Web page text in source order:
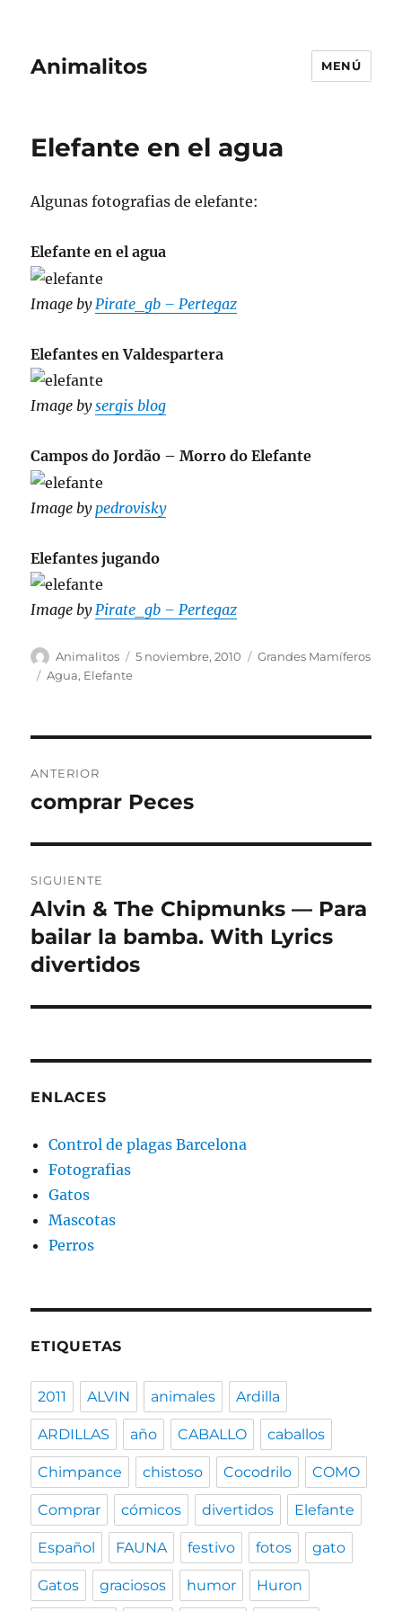
Animalitos MENÚ
Elefante en el agua
Algunas fotografias de elefante:
Elefante en el agua
Image by Pirate_gb – Pertegaz
Elefantes en Valdespartera
Image bysergis blog
Campos do Jordão – Morro do Elefante
Image by pedrovisky
Elefantes jugando
Image byPirate_gb – Pertegaz
Autor
Animalitos
Publicado
5 noviembre, 2010 Categorías
Grandes Mamíferos
Etiquetas
Agua, Elefante
de
ANTERIOR
Entrada
comprar Peces
SIGUIENTE
Entrada
siguiente:
Alvin & The Chipmunks — Para
bailar la bamba. With Lyrics
divertidos
ENLACES
Control de plagas Barcelona
Fotografias
Gatos
Mascotas
Perros
ETIQUETAS
2011 ALVIN animales Ardilla
ARDILLAS año CABALLO caballos
Chimpance chistoso Cocodrilo COMO
Comprar cómicos divertidos Elefante
Español FAUNA festivo fotos gato
Gatos graciosos humor Huron